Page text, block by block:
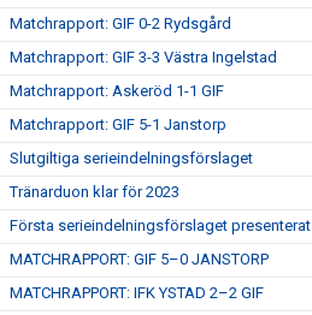
Matchrapport: GIF 0-2 Rydsgård
Matchrapport: GIF 3-3 Västra Ingelstad
Matchrapport: Askeröd 1-1 GIF
Matchrapport: GIF 5-1 Janstorp
Slutgiltiga serieindelningsförslaget
Tränarduon klar för 2023
Första serieindelningsförslaget presenterat
MATCHRAPPORT: GIF 5–0 JANSTORP
MATCHRAPPORT: IFK YSTAD 2–2 GIF